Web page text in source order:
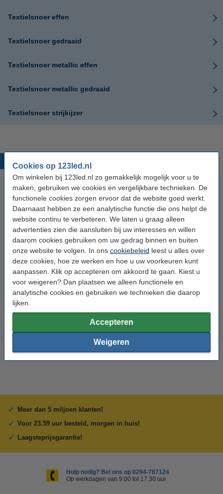
Cookies op 123led.nl
Om winkelen bij 123led.nl zo gemakkelijk mogelijk voor u te
maken, gebruiken we cookies en vergelijkbare technieken. De
functionele cookies zorgen ervoor dat de website goed werkt.
Daarnaast hebben ze een analytische functie die ons helpt de
website continu te verbeteren. We laten u graag alleen
advertenties zien die aansluiten bij uw interesses en willen
daarom cookies gebruiken om uw gedrag binnen en buiten
onze website te volgen. In ons cookiebeleid leest u alles over
deze cookies, hoe ze werken en hoe u uw voorkeuren kunt
aanpassen. Klik op accepteren om akkoord te gaan. Kiest u
voor weigeren? Dan plaatsen we alleen functionele en
analytische cookies en gebruiken we technieken die daarop
lijken.
Accepteren
Weigeren
Textielsnoer effen
Textielsnoer gedraaid
Textielsnoer metallic effen
Textielsnoer metallic gedraaid
Textielsnoer strijkijzer
Populaire producten
123led LED lamp E27 | Kogel
P45 | Mat | 2.2W (25W) | 3 stuks
€ 6,95 Inclusief 21% BTW
123led LED lamp E14 | Kogel
€ 6,95 Inclusief 21% BTW
Meer dan 5 miljoen klanten!
Voor 23.59 uur besteld, morgen in huis!
Laagsteprijsgarantie!
Hulp nodig? Bel ons op 0294-787124
Op werkdagen van 9.00 tot 17.30 uur